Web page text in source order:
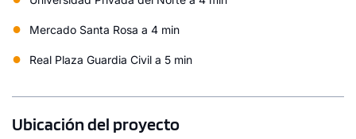
● Mercado Santa Rosa a 4 min
● Real Plaza Guardia Civil a 5 min
Ubicación del proyecto